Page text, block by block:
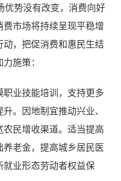
优势没有改变，消费向好
市场将持续呈现平稳增
，把促消费和惠民生结
施策：
业技能培训，支持更多
。因地制宜推动兴业、
民增收渠道。适当提高
老金，提高城乡居民医
业形态劳动者权益保